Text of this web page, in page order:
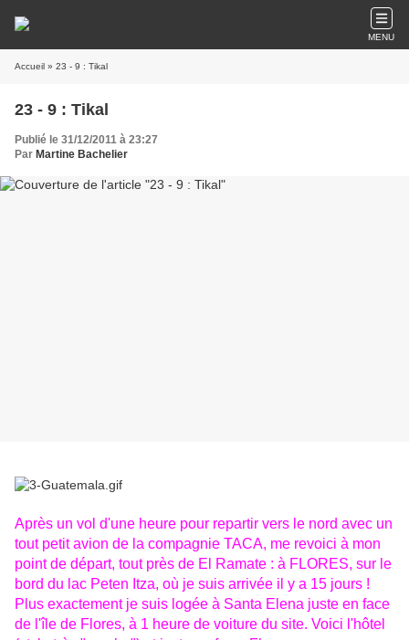
MENU
Accueil » 23 - 9 : Tikal
23 - 9 : Tikal
Publié le 31/12/2011 à 23:27
Par Martine Bachelier
Après un vol d'une heure pour repartir vers le nord avec un
tout petit avion de la compagnie TACA, me revoici à mon
point de départ, tout près de El Ramate : à FLORES, sur le
bord du lac Peten Itza, où je suis arrivée il y a 15 jours !
Plus exactement je suis logée à Santa Elena juste en face
de l'île de Flores, à 1 heure de voiture du site. Voici l'hôtel